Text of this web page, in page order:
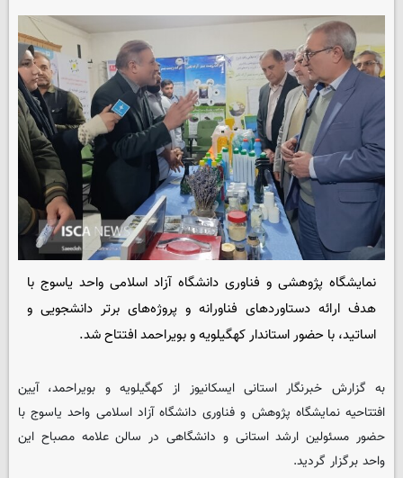
نمایشگاه پژوهشی و فناوری دانشگاه آزاد اسلامی واحد یاسوج با
هدف ارائه دستاوردهای فناورانه و پروژه‌های برتر دانشجویی و
اساتید، با حضور استاندار کهگیلویه و بویراحمد افتتاح شد.
به گزارش خبرنگار استانیایسکانیوز از کهگیلویه و بویراحمد، آیین
افتتاحیه نمایشگاه پژوهش و فناوری دانشگاه آزاد اسلامی واحد یاسوج با
حضور مسئولین ارشد استانی و دانشگاهی در سالن علامه مصباح این
واحد برگزار گردید.